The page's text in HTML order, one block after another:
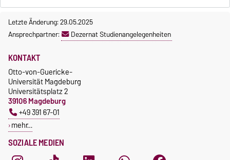
Letzte Änderung: 29.05.2025
Ansprechpartner:
Dezernat Studienangelegenheiten
SOZIALE MEDIEN
KONTAKT
Otto-von-Guericke-
Universität Magdeburg
Universitätsplatz 2
39106 Magdeburg
+49 391 67-01
mehr…